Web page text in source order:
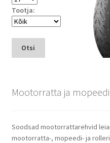
Tootja:
Otsi
Mootorratta ja
Soodsad mootorrattarehvid
mootorratta-, mopeedi- ja